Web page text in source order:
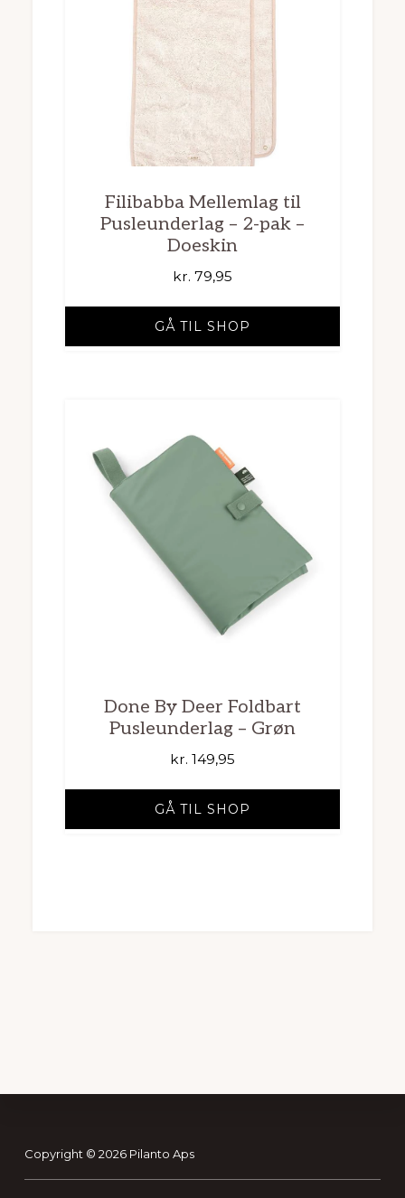
Filibabba Mellemlag til
Pusleunderlag – 2-pak –
Doeskin
kr. 79,95
GÅ TIL SHOP
Done By Deer Foldbart
Pusleunderlag – Grøn
kr. 149,95
GÅ TIL SHOP
Footer
Copyright © 2026 Pilanto Aps